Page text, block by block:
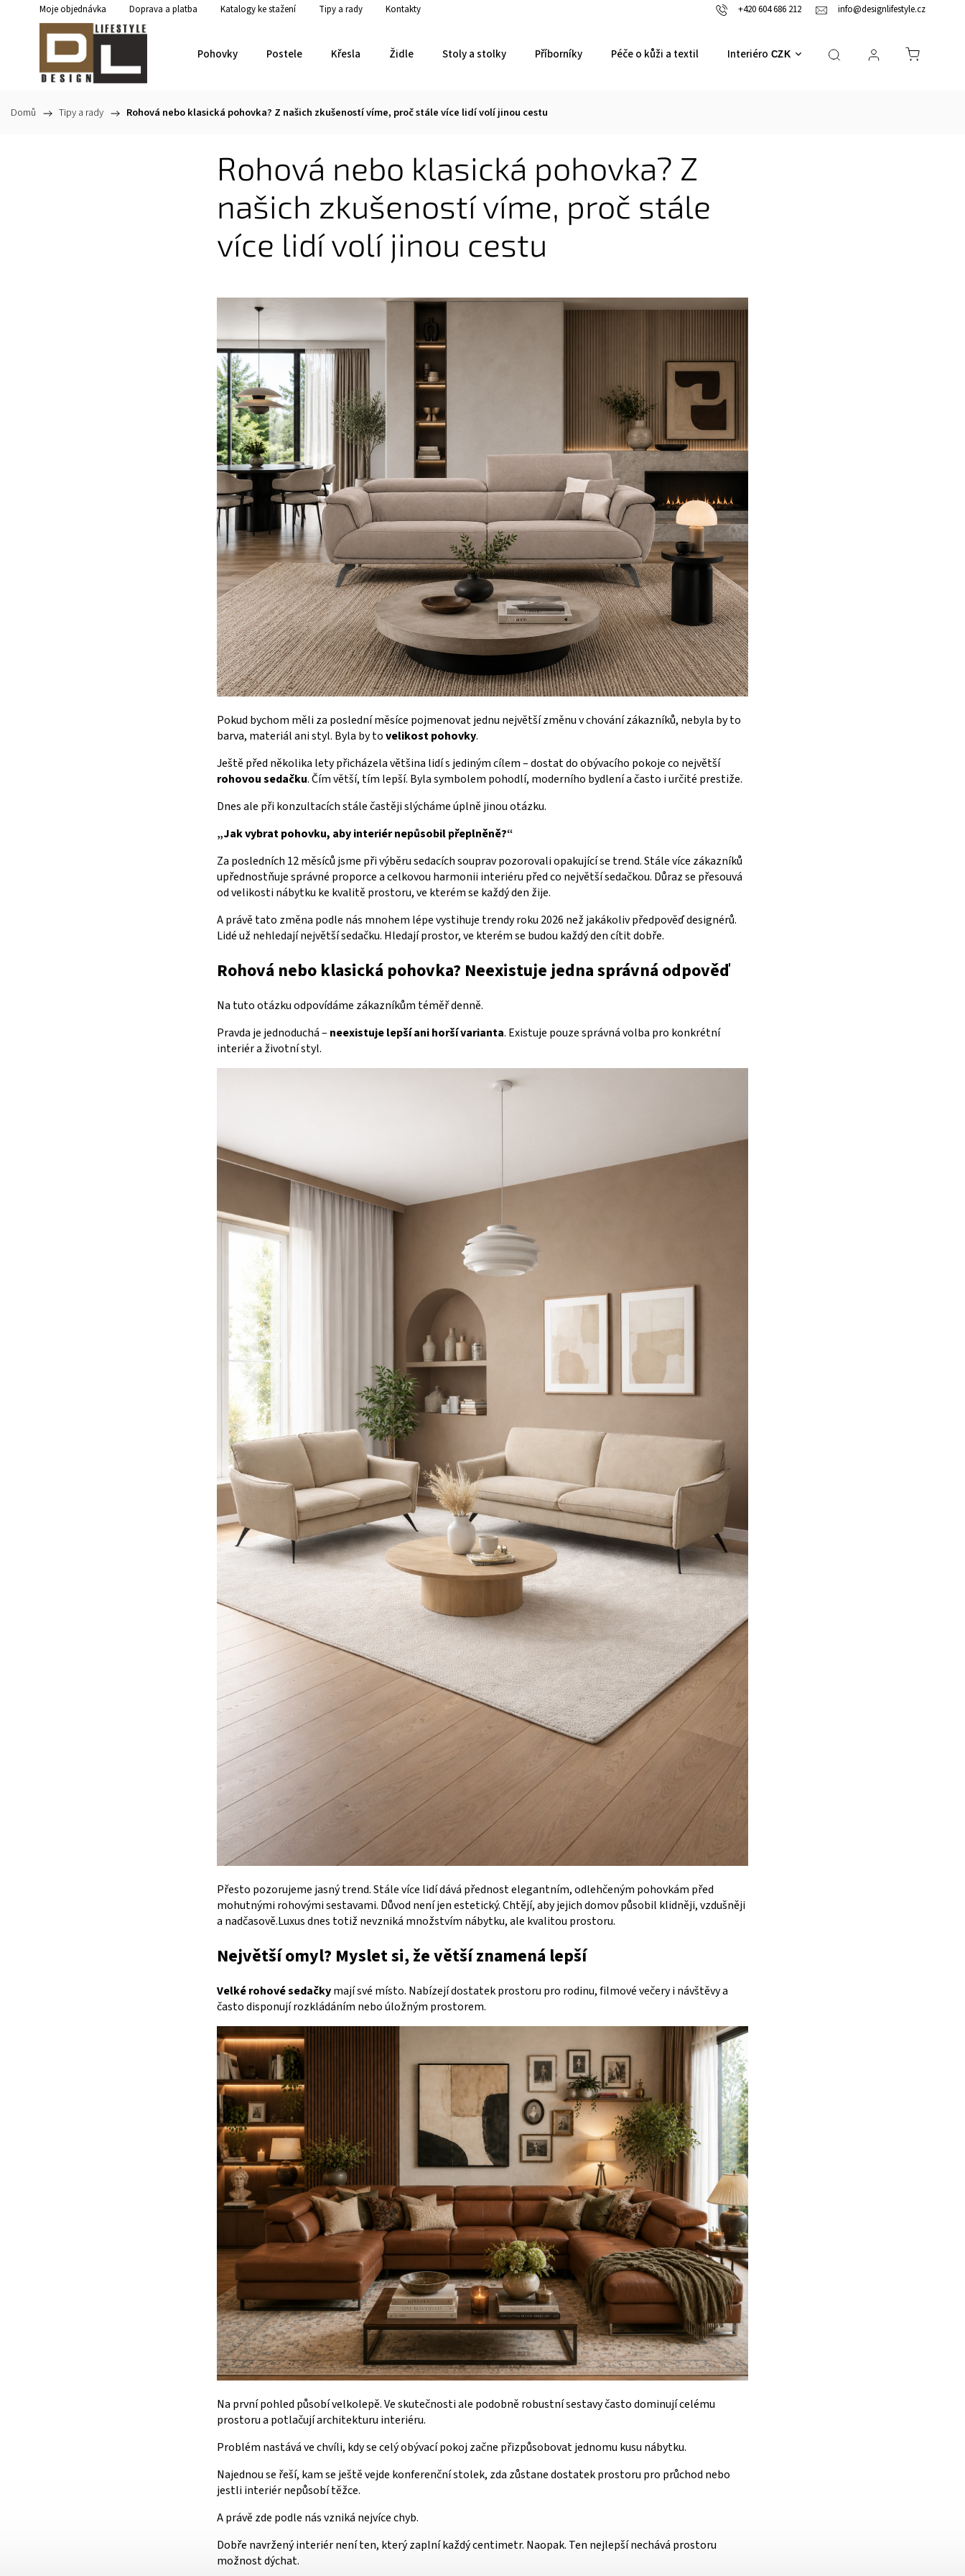
+420 604 686 212 info@designlifestyle.cz
Moje objednávka Doprava a platba Katalogy ke stažení Tipy a rady Kontakty
CZK
Pohovky Postele Křesla Židle Stoly a stolky Příborníky Péče o kůži a textil Interiérové doplňky
Domů / Tipy a rady / Rohová nebo klasická pohovka? Z našich zkušeností víme, proč stále více lidí volí jinou cestu
Rohová nebo klasická pohovka? Z
našich zkušeností víme, proč stále
více lidí volí jinou cestu
Pokud bychom měli za poslední měsíce pojmenovat jednu největší změnu v chování zákazníků, nebyla by to
barva, materiál ani styl. Byla by tovelikost pohovky.
Ještě před několika lety přicházela většina lidí s jediným cílem – dostat do obývacího pokoje co největší
rohovou sedačku. Čím větší, tím lepší. Byla symbolem pohodlí, moderního bydlení a často i určité prestiže.
Dnes ale při konzultacích stále častěji slýcháme úplně jinou otázku.
„Jak vybrat pohovku, aby interiér nepůsobil přeplněně?“
Za posledních 12 měsíců jsme při výběru sedacích souprav pozorovali opakující se trend. Stále více zákazníků
upřednostňuje správné proporce a celkovou harmonii interiéru před co největší sedačkou. Důraz se přesouvá
od velikosti nábytku ke kvalitě prostoru, ve kterém se každý den žije.
A právě tato změna podle nás mnohem lépe vystihuje trendy roku 2026 než jakákoliv předpověď designérů.
Lidé už nehledají největší sedačku. Hledají prostor, ve kterém se budou každý den cítit dobře.
Rohová nebo klasická pohovka? Neexistuje jedna správná odpověď
Na tuto otázku odpovídáme zákazníkům téměř denně.
Pravda je jednoduchá – neexistuje lepší ani horší varianta. Existuje pouze správná volba pro konkrétní
interiér a životní styl.
Přesto pozorujeme jasný trend. Stále více lidí dává přednost elegantním, odlehčeným pohovkám před
mohutnými rohovými sestavami. Důvod není jen estetický. Chtějí, aby jejich domov působil klidněji, vzdušněji
a nadčasově.Luxus dnes totiž nevzniká množstvím nábytku, ale kvalitou prostoru.
Největší omyl? Myslet si, že větší znamená lepší
Velké rohové sedačkymají své místo. Nabízejí dostatek prostoru pro rodinu, filmové večery i návštěvy a
často disponují rozkládáním nebo úložným prostorem.
Na první pohled působí velkolepě. Ve skutečnosti ale podobně robustní sestavy často dominují celému
prostoru a potlačují architekturu interiéru.
Problém nastává ve chvíli, kdy se celý obývací pokoj začne přizpůsobovat jednomu kusu nábytku.
Najednou se řeší, kam se ještě vejde konferenční stolek, zda zůstane dostatek prostoru pro průchod nebo
jestli interiér nepůsobí těžce.
A právě zde podle nás vzniká nejvíce chyb.
Dobře navržený interiér není ten, který zaplní každý centimetr. Naopak. Ten nejlepší nechává prostoru
možnost dýchat.